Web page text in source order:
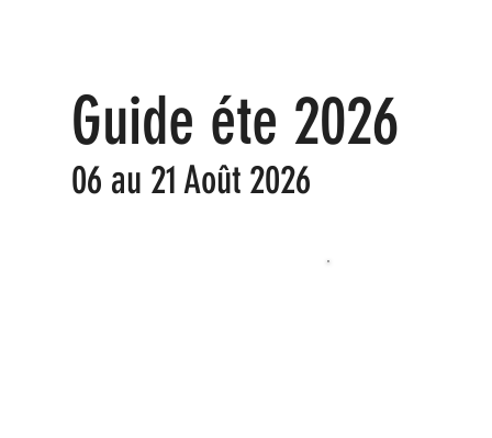
Guide éte 2026
06 au 21 Août 2026